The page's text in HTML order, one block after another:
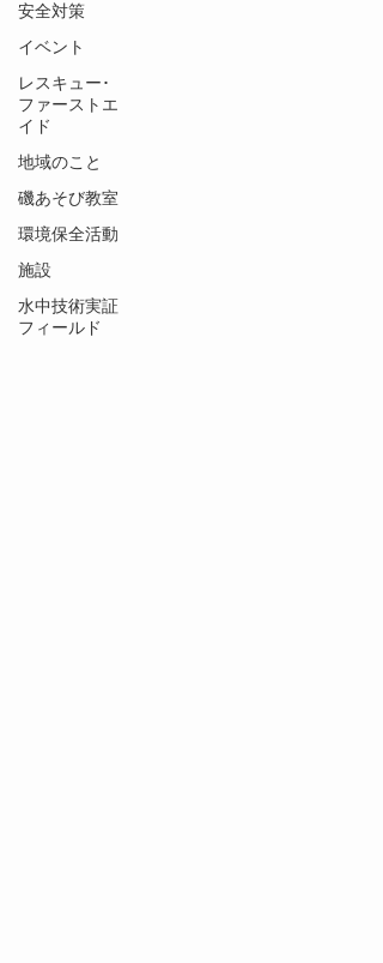
安全対策
イベント
レスキュー･
ファーストエ
イド
地域のこと
磯あそび教室
環境保全活動
施設
水中技術実証
フィールド